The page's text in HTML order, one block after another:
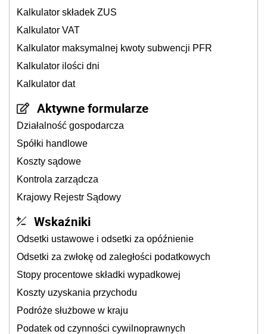
Kalkulator składek ZUS
Kalkulator VAT
Kalkulator maksymalnej kwoty subwencji PFR
Kalkulator ilości dni
Kalkulator dat
Aktywne formularze
Działalność gospodarcza
Spółki handlowe
Koszty sądowe
Kontrola zarządcza
Krajowy Rejestr Sądowy
Wskaźniki
Odsetki ustawowe i odsetki za opóźnienie
Odsetki za zwłokę od zaległości podatkowych
Stopy procentowe składki wypadkowej
Koszty uzyskania przychodu
Podróże służbowe w kraju
Podatek od czynności cywilnoprawnych